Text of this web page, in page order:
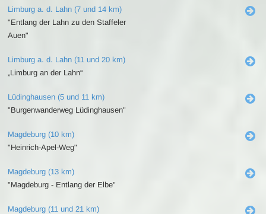
Limburg a. d. Lahn (7 und 14 km)
"Entlang der Lahn zu den Staffeler
Auen"
Limburg a. d. Lahn (11 und 20 km)
„Limburg an der Lahn“
Lüdinghausen (5 und 11 km)
"Burgenwanderweg Lüdinghausen"
Magdeburg (10 km)
"Heinrich-Apel-Weg"
Magdeburg (13 km)
"Magdeburg - Entlang der Elbe"
Magdeburg (11 und 21 km)